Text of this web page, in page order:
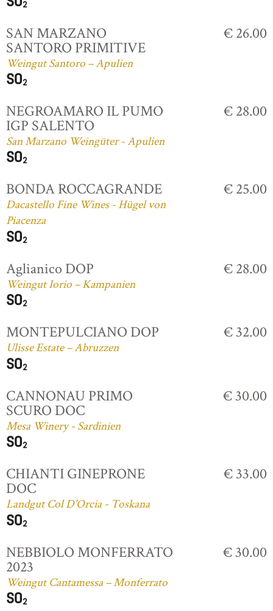
SAN MARZANO
SANTORO PRIMITIVE
Weingut Santoro – Apulien
€ 26.00
NEGROAMARO IL PUMO
IGP SALENTO
San Marzano Weingüter - Apulien
€ 28.00
BONDA ROCCAGRANDE
Dacastello Fine Wines - Hügel von
Piacenza
€ 25.00
Aglianico DOP
Weingut Iorio – Kampanien
€ 28.00
MONTEPULCIANO DOP
Ulisse Estate – Abruzzen
€ 32.00
CANNONAU PRIMO
SCURO DOC
Mesa Winery - Sardinien
€ 30.00
CHIANTI GINEPRONE
DOC
Landgut Col D'Orcia - Toskana
€ 33.00
NEBBIOLO MONFERRATO
2023
Weingut Cantamessa – Monferrato
€ 30.00